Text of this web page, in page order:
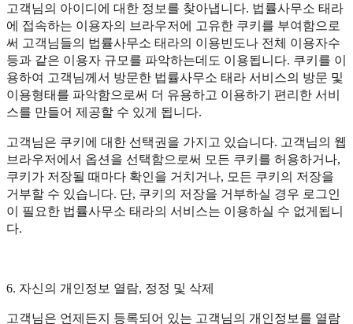
고객님의 아이디에 대한 정보를 찾아냅니다. 법률사무소 태라
에 접속하는 이용자의 브라우저에 고유한 쿠키를 부여함으로
써 고객님들의 법률사무소 태라의 이용빈도나 전체 이용자수
등과 같은 이용자 규모를 파악하는데도 이용됩니다. 쿠키를 이
용하여 고객님께서 방문한 법률사무소 태라 서비스의 방문 및
이용형태를 파악함으로써 더 유용하고 이용하기 편리한 서비
스를 만들어 제공할 수 있게 됩니다.
고객님은 쿠키에 대한 선택권을 가지고 있습니다. 고객님의 웹
브라우저에서 옵션을 선택함으로써 모든 쿠키를 허용하거나,
쿠키가 저장될 때마다 확인을 거치거나, 모든 쿠키의 저장을
거부할 수 있습니다. 단, 쿠키의 저장을 거부하실 경우 로그인
이 필요한 법률사무소 태라의 서비스는 이용하실 수 없게됩니
다.
6. 자신의 개인정보 열람, 정정 및 삭제
고객님은 언제든지 등록되어 있는 고객님의 개인정보를 열람